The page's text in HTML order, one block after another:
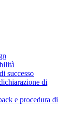
successo
di
e procedura di